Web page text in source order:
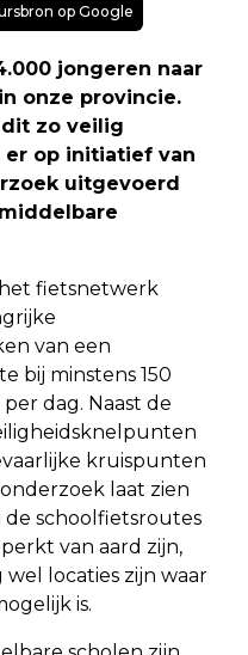
op Google
jongeren naar
onze provincie.
zo veilig
er op initiatief van
uitgevoerd
fietsnetwerk
van een
bij minstens 150
dag. Naast de
kruispunten
laat zien
schoolfietsroutes
van aard zijn,
locaties zijn waar
is.